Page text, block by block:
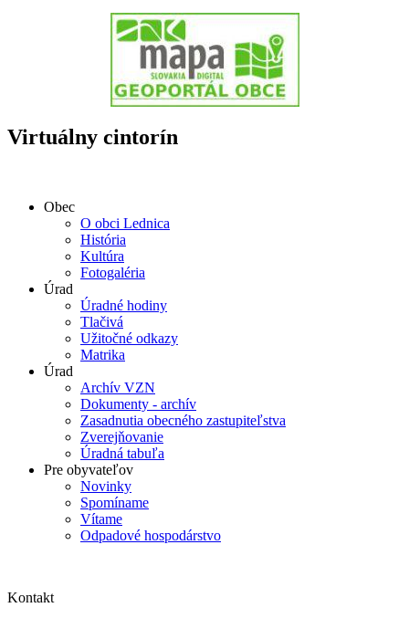
Virtuálny cintorín
Obec
O obci Lednica
História
Kultúra
Fotogaléria
Úrad
Úradné hodiny
Tlačivá
Užitočné odkazy
Matrika
Úrad
Archív VZN
Dokumenty - archív
Zasadnutia obecného zastupiteľstva
Zverejňovanie
Úradná tabuľa
Pre obyvateľov
Novinky
Spomíname
Vítame
Odpadové hospodárstvo
Kontakt